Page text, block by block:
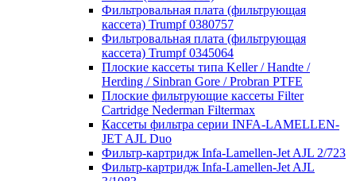
Фильтровальная плата (фильтрующая
кассета) Trumpf 0380757
Фильтровальная плата (фильтрующая
кассета) Trumpf 0345064
Плоские кассеты типа Keller / Handte /
Herding / Sinbran Gore / Probran PTFE
Плоские фильтрующие кассеты Filter
Cartridge Nederman Filtermax
Кассеты фильтра серии INFA-LAMELLEN-
JET AJL Duo
Фильтр-картридж Infa-Lamellen-Jet AJL 2/723
Фильтр-картридж Infa-Lamellen-Jet AJL